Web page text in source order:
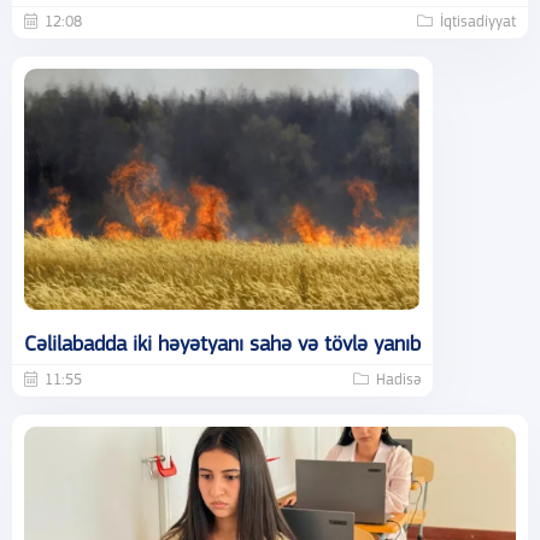
12:08 İqtisadiyyat
Cəlilabadda iki həyətyanı sahə və tövlə yanıb
11:55 Hadisə